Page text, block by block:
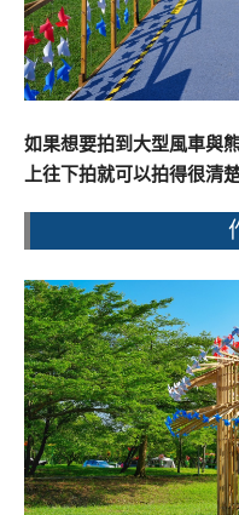
如果想要拍到大型風車與
上往下拍就可以拍得很清